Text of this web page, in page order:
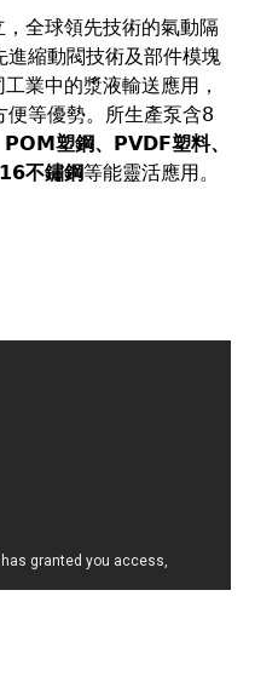
全球領先技術的氣動隔
進縮動閥技術及部件模塊
業中的漿液輸送應用，
便等優勢。所生產泵含8
塑鋼、PVDF塑料、
不鏽鋼等能靈活應用。